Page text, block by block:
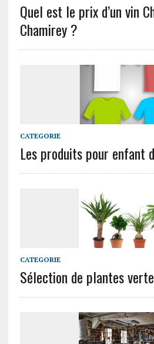
Quel est le prix d’un vin
Chamirey ?
CATEGORIE
Les produits pour enfant
CATEGORIE
Sélection de plantes